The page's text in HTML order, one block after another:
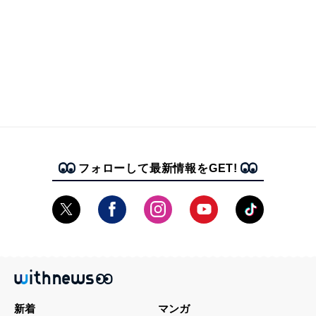
フォローして最新情報をGET!
新着 マンガ